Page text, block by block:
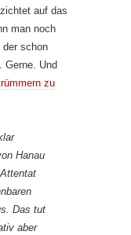
auf das
man noch
schon
Gerne. Und
zu
Hanau
Das tut
aber